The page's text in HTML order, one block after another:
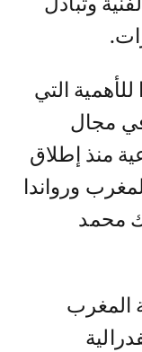
التي
في مجال
منذ إطلاق
ورواندا
محمد
المغرب